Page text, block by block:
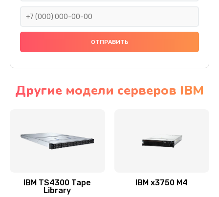
Другие модели серверов IBM
IBM TS4300 Tape
Library
IBM x3750 M4